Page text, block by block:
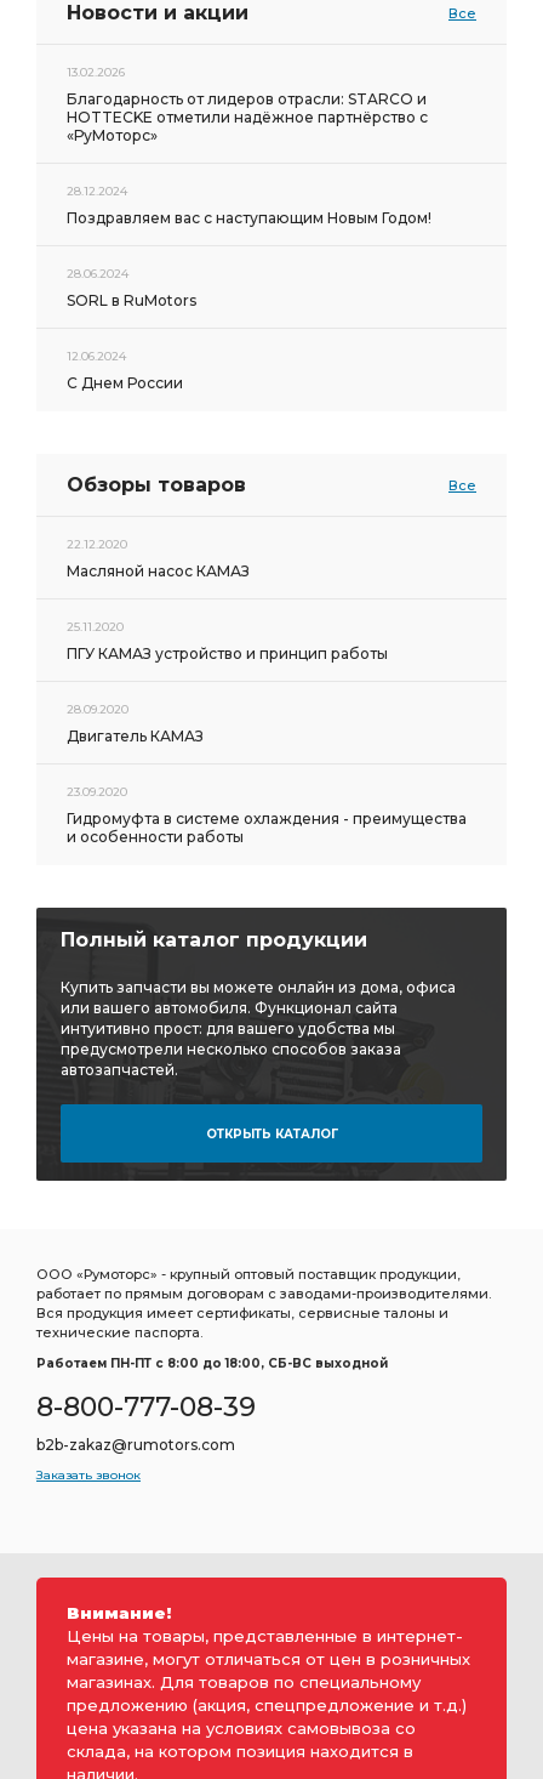
Новости и акции Все
13.02.2026
Благодарность от лидеров отрасли: STARCO и
HOTTECKE отметили надёжное партнёрство с
«РуМоторс»
28.12.2024
Поздравляем вас с наступающим Новым Годом!
28.06.2024
SORL в RuMotors
12.06.2024
С Днем России
Обзоры товаров Все
22.12.2020
Масляной насос КАМАЗ
25.11.2020
ПГУ КАМАЗ устройство и принцип работы
28.09.2020
Двигатель КАМАЗ
23.09.2020
Гидромуфта в системе охлаждения - преимущества
и особенности работы
Полный каталог продукции
Купить запчасти вы можете онлайн из дома, офиса
или вашего автомобиля. Функционал сайта
интуитивно прост: для вашего удобства мы
предусмотрели несколько способов заказа
автозапчастей.
ОТКРЫТЬ КАТАЛОГ
ООО «Румоторс» - крупный оптовый поставщик продукции,
работает по прямым договорам с заводами-производителями.
Вся продукция имеет сертификаты, сервисные талоны и
технические паспорта.
Работаем ПН-ПТ c 8:00 до 18:00, СБ-ВС выходной
8-800-777-08-39
b2b-zakaz@rumotors.com
Заказать звонок
Внимание!
Цены на товары, представленные в интернет-
магазине, могут отличаться от цен в розничных
магазинах. Для товаров по специальному
предложению (акция, спецпредложение и т.д.)
цена указана на условиях самовывоза со
склада, на котором позиция находится в
наличии.